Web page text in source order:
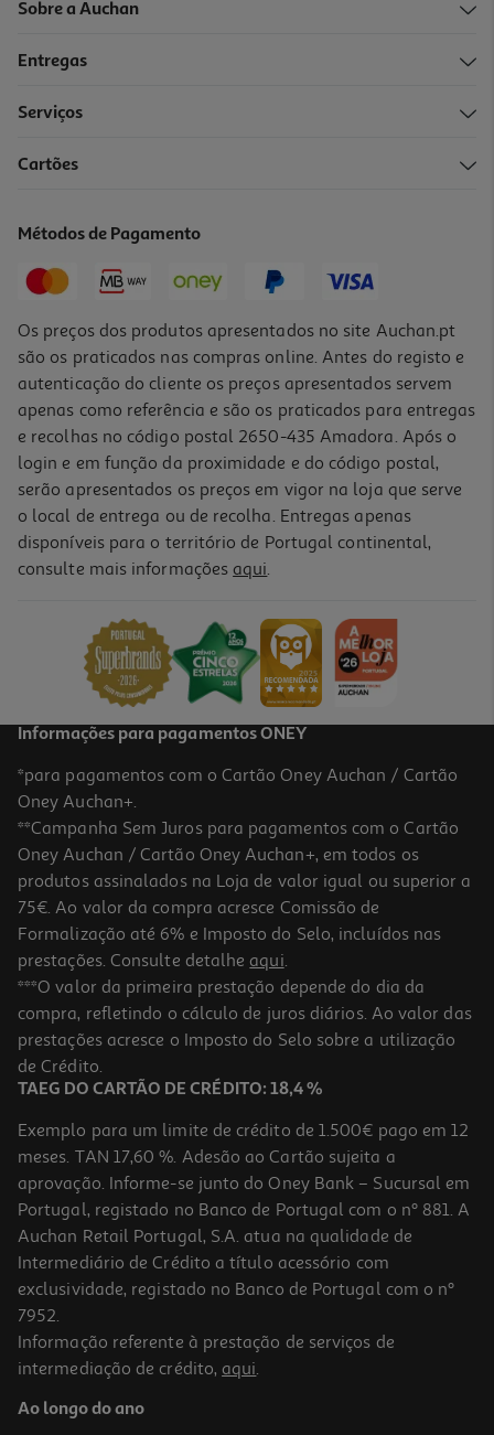
Sobre a Auchan
Entregas
Serviços
Cartões
Métodos de Pagamento
Os preços dos produtos apresentados no site Auchan.pt
são os praticados nas compras online. Antes do registo e
autenticação do cliente os preços apresentados servem
apenas como referência e são os praticados para entregas
e recolhas no código postal 2650-435 Amadora. Após o
login e em função da proximidade e do código postal,
serão apresentados os preços em vigor na loja que serve
o local de entrega ou de recolha. Entregas apenas
disponíveis para o território de Portugal continental,
consulte mais informações aqui.
Informações para pagamentos ONEY
*para pagamentos com o Cartão Oney Auchan / Cartão
Oney Auchan+.
**Campanha Sem Juros para pagamentos com o Cartão
Oney Auchan / Cartão Oney Auchan+, em todos os
produtos assinalados na Loja de valor igual ou superior a
75€. Ao valor da compra acresce Comissão de
Formalização até 6% e Imposto do Selo, incluídos nas
prestações. Consulte detalhe aqui.
***O valor da primeira prestação depende do dia da
compra, refletindo o cálculo de juros diários. Ao valor das
prestações acresce o Imposto do Selo sobre a utilização
de Crédito.
TAEG DO CARTÃO DE CRÉDITO: 18,4 %
Exemplo para um limite de crédito de 1.500€ pago em 12
meses. TAN 17,60 %. Adesão ao Cartão sujeita a
aprovação. Informe-se junto do Oney Bank – Sucursal em
Portugal, registado no Banco de Portugal com o nº 881. A
Auchan Retail Portugal, S.A. atua na qualidade de
Intermediário de Crédito a título acessório com
exclusividade, registado no Banco de Portugal com o nº
7952.
Informação referente à prestação de serviços de
intermediação de crédito, aqui.
Ao longo do ano